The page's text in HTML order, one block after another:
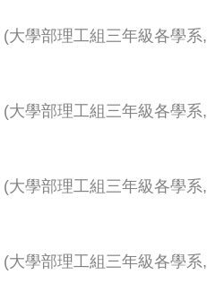
(大學部理工組三年級各學系
(大學部理工組三年級各學系
(大學部理工組三年級各學系
(大學部理工組三年級各學系